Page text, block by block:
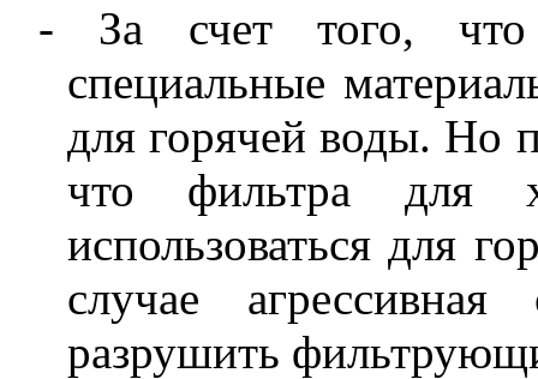
- За счет того,
специальные
для горячей воды. Но
что фильтра для
использоваться для
случае
разрушить